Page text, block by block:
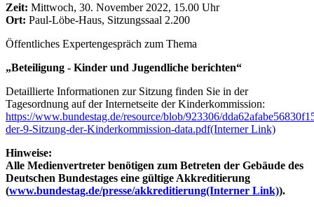
Zeit: Mittwoch, 30. November 2022, 15.00 Uhr
Ort: Paul-Löbe-Haus, Sitzungssaal 2.200
Öffentliches Expertengespräch zum Thema
„Beteiligung - Kinder und Jugendliche berichten“
Detaillierte Informationen zur Sitzung finden Sie in der
Tagesordnung auf der Internetseite der Kinderkommission:
https://www.bundestag.de/resource/blob/923306/
der-9-Sitzung-der-Kinderkommission-data.pdf(Interner Link)
Hinweise:
Alle Medienvertreter benötigen zum Betreten der Gebäude des
Deutschen Bundestages eine gültige Akkreditierung
(www.bundestag.de/presse/akkreditierung(Interner Link)).